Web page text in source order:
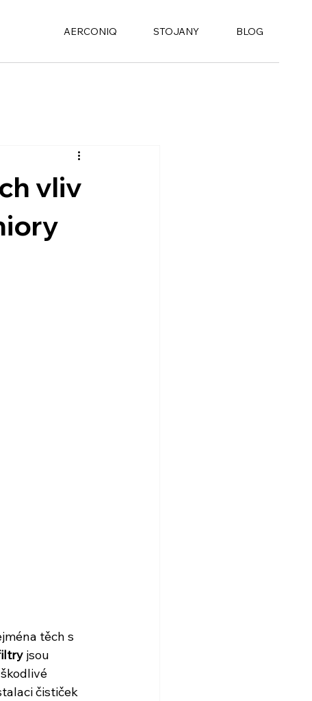
AERCONIQ STOJANY BLOG
vliv
těch s
jsou
čističek